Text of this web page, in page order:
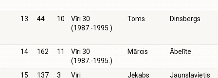
13 44 10
Vīri 30
(1987.-1995.)
Toms Dinsbergs
14 162 11
Vīri 30
(1987.-1995.)
Mārcis Ābelīte
15 137 3
Vīri
Jēkabs Jaunslavietis